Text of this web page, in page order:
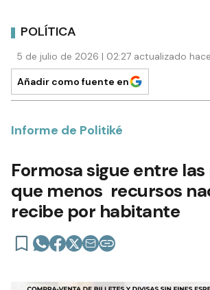
POLÍTICA
5 de julio de 2026 | 02:27 actualizado
Añadir como fuente en
Informe de Politiké
Formosa sigue entre
que menos recursos
recibe por habitante